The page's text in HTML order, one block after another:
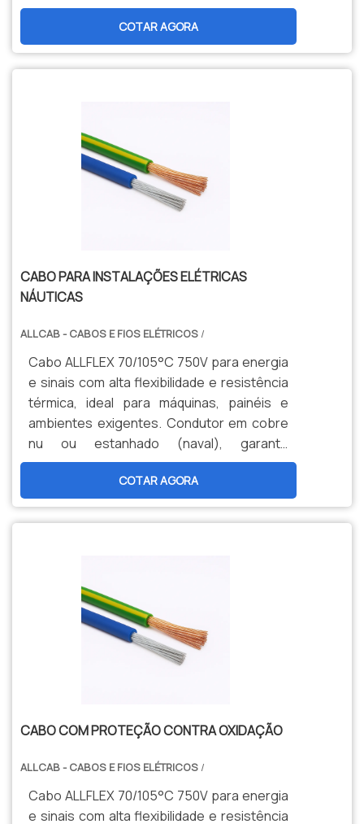
durabilidade, segurança e menor
manutenção. Opções personalizadas,
produção nacional e assistência técnica
especializada para sua indústria.
COTAR AGORA
CABO PARA INSTALAÇÕES ELÉTRICAS
NÁUTICAS
ALLCAB - CABOS E FIOS ELÉTRICOS /
Cabo ALLFLEX 70/105°C 750V para energia
e sinais com alta flexibilidade e resistência
térmica, ideal para máquinas, painéis e
ambientes exigentes. Condutor em cobre
nu ou estanhado (naval), garante
durabilidade, segurança e menor
manutenção. Opções personalizadas,
produção nacional e assistência técnica
especializada para sua indústria.
COTAR AGORA
CABO COM PROTEÇÃO CONTRA OXIDAÇÃO
ALLCAB - CABOS E FIOS ELÉTRICOS /
Cabo ALLFLEX 70/105°C 750V para energia
e sinais com alta flexibilidade e resistência